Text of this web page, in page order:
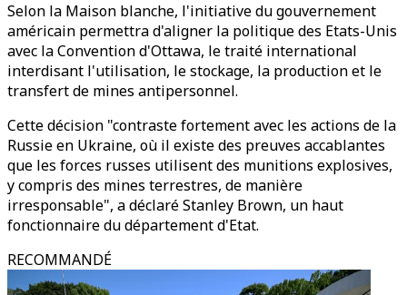
Selon la Maison blanche, l'initiative du gouvernement
américain permettra d'aligner la politique des Etats-Unis
avec la Convention d'Ottawa, le traité international
interdisant l'utilisation, le stockage, la production et le
transfert de mines antipersonnel.
Cette décision "contraste fortement avec les actions de la
Russie en Ukraine, où il existe des preuves accablantes
que les forces russes utilisent des munitions explosives,
y compris des mines terrestres, de manière
irresponsable", a déclaré Stanley Brown, un haut
fonctionnaire du département d'Etat.
RECOMMANDÉ